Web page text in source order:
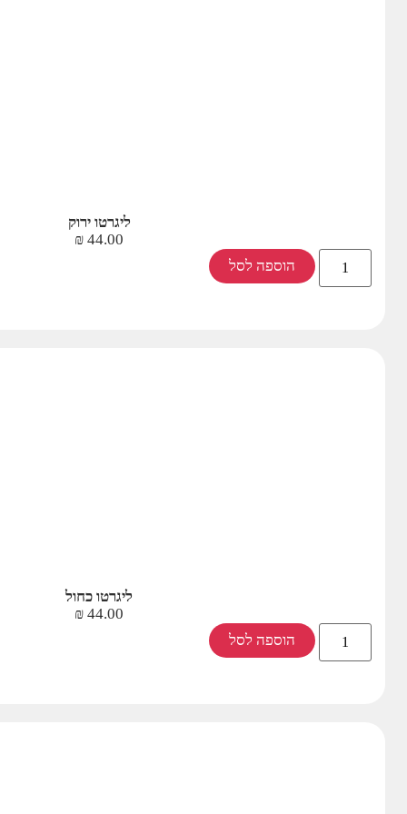
ליגרטו ירוק
44.00
₪
הוספה לסל
ליגרטו כחול
44.00
₪
הוספה לסל